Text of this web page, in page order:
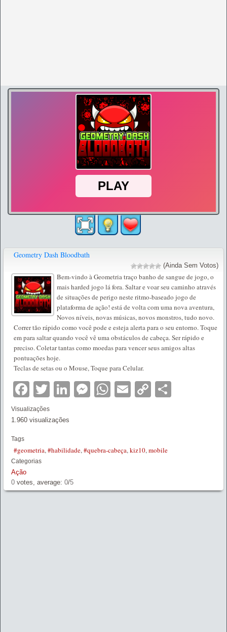
Geometry Dash Bloodbath
(Ainda Sem Votos)
Bem-vindo à Geometria traço banho de sangue de jogo, o
mais harded jogo lá fora. Saltar e voar seu caminho através
de situações de perigo neste ritmo-baseado jogo de
plataforma de ação! está de volta com uma nova aventura,
Novos níveis, novas músicas, novos monstros, tudo novo.
Correr tão rápido como você pode e esteja alerta para o seu entorno. Toque
em para saltar quando você vê uma obstáculos de cabeça. Ser rápido e
preciso. Coletar tantas como moedas para vencer seus amigos altas
pontuações hoje.
Teclas de setas ou o Mouse, Toque para Celular.
Facebook
TwitterLinkedIn
Messenger
WhatsApp
EmailCopy
Visualizações
1.960 visualizações
Tags
#geometria,#habilidade,#quebra-cabeça,kiz10,mobile
Categorias
Ação
0 votes, average: 0/5